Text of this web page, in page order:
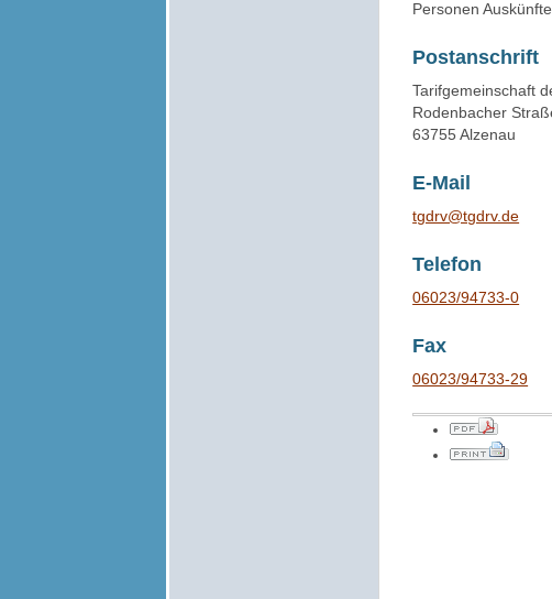
Personen
Postanschrift
Tarifgemeinschaft
Rodenbacher
63755 Alzenau
E-Mail
tgdrv@tgdrv.de
Telefon
06023/94733-0
Fax
06023/94733-29